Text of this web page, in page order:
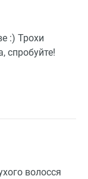
:) Трохи
спробуйте!
волосся